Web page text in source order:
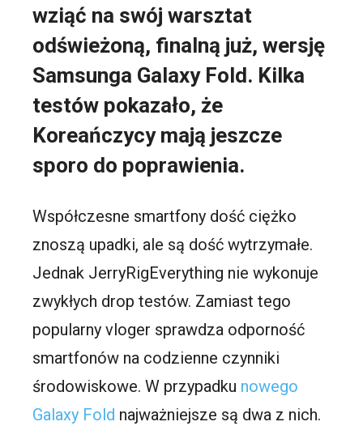
wziąć na swój warsztat
odświeżoną, finalną już, wersję
Samsunga Galaxy Fold. Kilka
testów pokazało, że
Koreańczycy mają jeszcze
sporo do poprawienia.
Współczesne smartfony dość ciężko
znoszą upadki, ale są dość wytrzymałe.
Jednak JerryRigEverything nie wykonuje
zwykłych drop testów. Zamiast tego
popularny vloger sprawdza odporność
smartfonów na codzienne czynniki
środowiskowe. W przypadku nowego
Galaxy Fold najważniejsze są dwa z nich.